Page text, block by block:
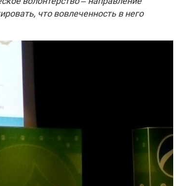
что вовлеченность в него